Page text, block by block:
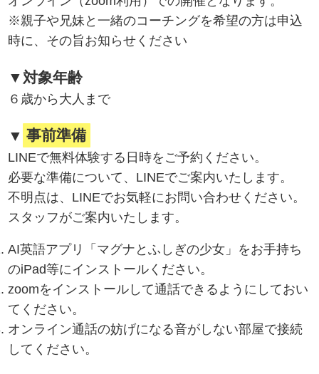
※親子や兄妹と一緒のコーチングを希望の方は申込
時に、その旨お知らせください
▼対象年齢
６歳から大人まで
▼ 事前準備
LINEで無料体験する日時をご予約ください。
必要な準備について、LINEでご案内いたします。
不明点は、LINEでお気軽にお問い合わせください。
スタッフがご案内いたします。
AI英語アプリ「マグナとふしぎの少女」をお手持ち
のiPad等にインストールください。
zoomをインストールして通話できるようにしておい
てください。
オンライン通話の妨げになる音がしない部屋で接続
してください。